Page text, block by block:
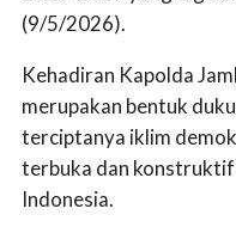
(9/5/2026).
Kehadiran Kapolda
merupakan bentuk
terciptanya iklim
terbuka dan konstruktif
Indonesia.